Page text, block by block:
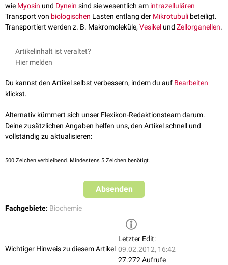
wie Myosin und Dynein sind sie wesentlich am intrazellulären
Transport von biologischen Lasten entlang der Mikrotubuli beteiligt.
Transportiert werden z. B. Makromoleküle, Vesikel und Zellorganellen.
Artikelinhalt ist veraltet?
Hier melden
Du kannst den Artikel selbst verbessern, indem du auf Bearbeiten
klickst.
Alternativ kümmert sich unser Flexikon-Redaktionsteam darum.
Deine zusätzlichen Angaben helfen uns, den Artikel schnell und
vollständig zu aktualisieren:
500 Zeichen verbleibend. Mindestens 5 Zeichen benötigt.
Absenden
Fachgebiete: Biochemie
Wichtiger Hinweis zu diesem Artikel
Letzter Edit:
09.02.2012, 16:42
27.272 Aufrufe